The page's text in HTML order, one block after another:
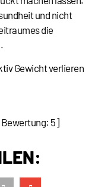
und nicht
die
Gewicht verlieren
Bewertung: 5]